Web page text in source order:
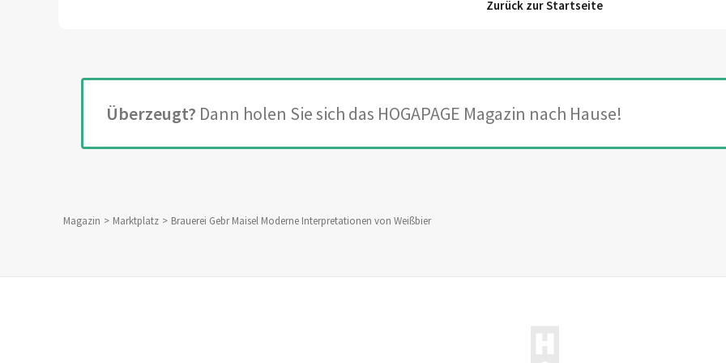
Zurück zur Startseite
Überzeugt? Dann holen Sie sich das HOGAPAGE Magazin nach Hause!
Magazin Marktplatz Brauerei Gebr Maisel Moderne Interpretationen von Weißbier